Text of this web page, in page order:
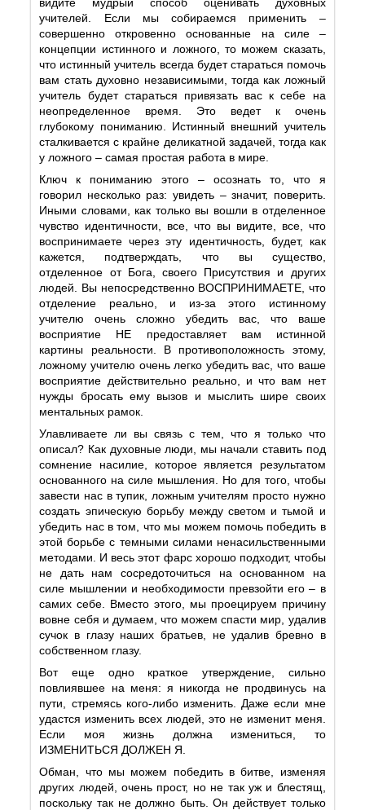
учителей. Если мы собираемся применить –
совершенно откровенно основанные на силе –
концепции истинного и ложного, то можем сказать,
что истинный учитель всегда будет стараться помочь
вам стать духовно независимыми, тогда как ложный
учитель будет стараться привязать вас к себе на
неопределенное время. Это ведет к очень
глубокому пониманию. Истинный внешний учитель
сталкивается с крайне деликатной задачей, тогда как
у ложного – самая простая работа в мире.
Ключ к пониманию этого – осознать то, что я
говорил несколько раз: увидеть – значит, поверить.
Иными словами, как только вы вошли в отделенное
чувство идентичности, все, что вы видите, все, что
воспринимаете через эту идентичность, будет, как
кажется, подтверждать, что вы существо,
отделенное от Бога, своего Присутствия и других
людей. Вы непосредственно ВОСПРИНИМАЕТЕ, что
отделение реально, и из-за этого истинному
учителю очень сложно убедить вас, что ваше
восприятие НЕ предоставляет вам истинной
картины реальности. В противоположность этому,
ложному учителю очень легко убедить вас, что ваше
восприятие действительно реально, и что вам нет
нужды бросать ему вызов и мыслить шире своих
ментальных рамок.
Улавливаете ли вы связь с тем, что я только что
описал? Как духовные люди, мы начали ставить под
сомнение насилие, которое является результатом
основанного на силе мышления. Но для того, чтобы
завести нас в тупик, ложным учителям просто нужно
создать эпическую борьбу между светом и тьмой и
убедить нас в том, что мы можем помочь победить в
этой борьбе с темными силами ненасильственными
методами. И весь этот фарс хорошо подходит, чтобы
не дать нам сосредоточиться на основанном на
силе мышлении и необходимости превзойти его – в
самих себе. Вместо этого, мы проецируем причину
вовне себя и думаем, что можем спасти мир, удалив
сучок в глазу наших братьев, не удалив бревно в
собственном глазу.
Вот еще одно краткое утверждение, сильно
повлиявшее на меня: я никогда не продвинусь на
пути, стремясь кого-либо изменить. Даже если мне
удастся изменить всех людей, это не изменит меня.
Если моя жизнь должна измениться, то
ИЗМЕНИТЬСЯ ДОЛЖЕН Я.
Обман, что мы можем победить в битве, изменяя
других людей, очень прост, но не так уж и блестящ,
поскольку так не должно быть. Он действует только